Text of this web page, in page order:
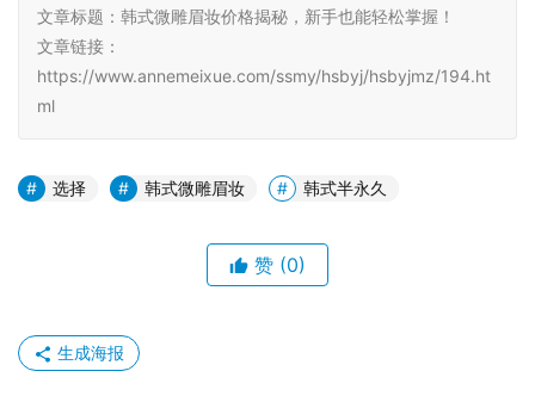
文章标题：韩式微雕眉妆价格揭秘，新手也能轻松掌握！
文章链接：
https://www.annemeixue.com/ssmy/hsbyj/hsbyjmz/194.ht
ml
选择 韩式微雕眉妆 韩式半永久
赞 (0)
生成海报